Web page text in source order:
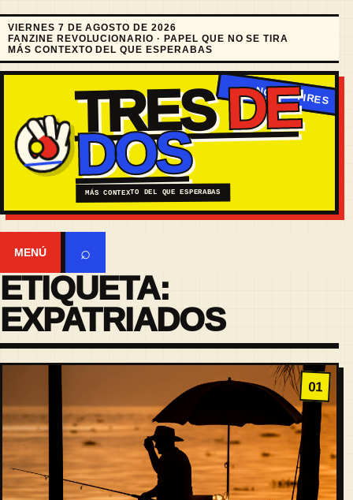
VIERNES 7 DE AGOSTO DE 2026
FANZINE REVOLUCIONARIO · PAPEL QUE NO SE TIRA
MÁS CONTEXTO DEL QUE ESPERABAS
TRESDE
DOS
MÁS CONTEXTO DEL QUE ESPERABAS
MENÚ ⌕
ETIQUETA:
EXPATRIADOS
01